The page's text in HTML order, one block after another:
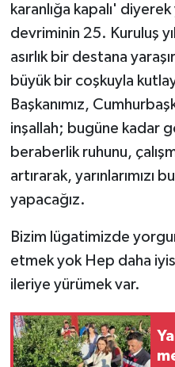
karanlığa kapalı' diyerek
devriminin 25. Kuruluş
asırlık bir destana
büyük bir coşkuyla
Başkanımız,
inşallah; bugüne kadar
beraberlik ruhunu,
artırarak, yarınlarımızı
yapacağız.
Bizim lügatimizde
etmek yok Hep daha
ileriye yürümek var.